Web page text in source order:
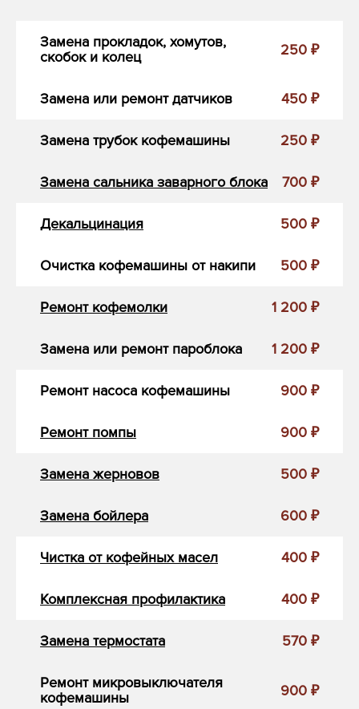
Замена прокладок, хомутов,
скобок и колец
250 ₽
Замена или ремонт датчиков 450 ₽
Замена трубок кофемашины 250 ₽
Замена сальника заварного блока 700 ₽
Декальцинация 500 ₽
Очистка кофемашины от накипи 500 ₽
Ремонт кофемолки 1 200 ₽
Замена или ремонт пароблока 1 200 ₽
Ремонт насоса кофемашины 900 ₽
Ремонт помпы 900 ₽
Замена жерновов 500 ₽
Замена бойлера 600 ₽
Чистка от кофейных масел 400 ₽
Комплексная профилактика 400 ₽
Замена термостата 570 ₽
Ремонт микровыключателя
кофемашины
900 ₽